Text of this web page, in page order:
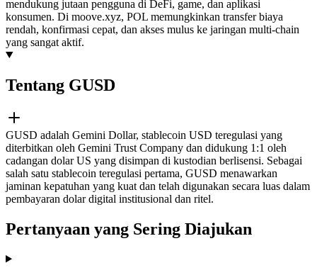
mendukung jutaan pengguna di DeFi, game, dan aplikasi
konsumen. Di moove.xyz, POL memungkinkan transfer biaya
rendah, konfirmasi cepat, dan akses mulus ke jaringan multi-chain
yang sangat aktif.
Tentang GUSD
GUSD adalah Gemini Dollar, stablecoin USD teregulasi yang
diterbitkan oleh Gemini Trust Company dan didukung 1:1 oleh
cadangan dolar US yang disimpan di kustodian berlisensi. Sebagai
salah satu stablecoin teregulasi pertama, GUSD menawarkan
jaminan kepatuhan yang kuat dan telah digunakan secara luas dalam
pembayaran dolar digital institusional dan ritel.
Pertanyaan yang Sering Diajukan